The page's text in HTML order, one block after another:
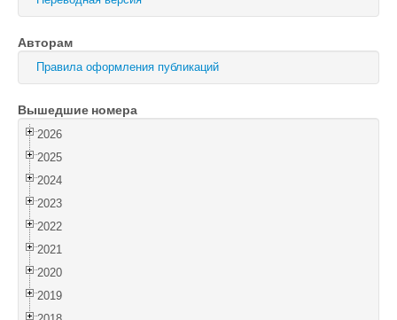
Физика и техника полупроводников
Оптика и спектроскопия
Поиск
Войти
Авторам
Правила оформления публикаций
Вышедшие номера
2026
2025
2024
2023
2022
2021
2020
2019